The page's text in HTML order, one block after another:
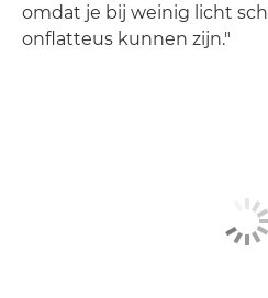
omdat je bij weinig licht
onflatteus kunnen zijn."